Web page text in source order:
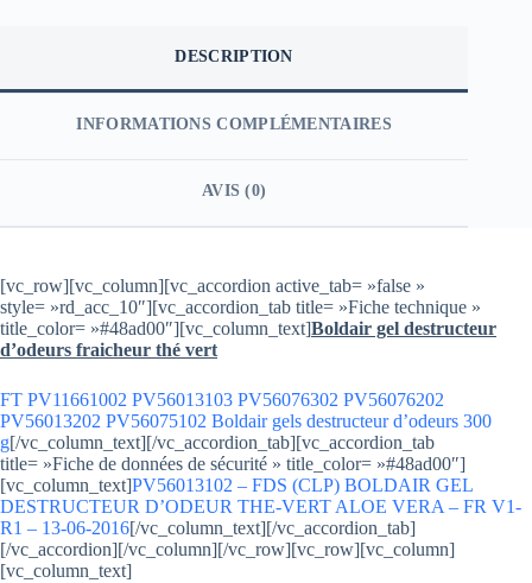
DESCRIPTION
INFORMATIONS COMPLÉMENTAIRES
AVIS (0)
[vc_row][vc_column][vc_accordion active_tab= »false »
style= »rd_acc_10″][vc_accordion_tab title= »Fiche technique »
title_color= »#48ad00″][vc_column_text]Boldair gel destructeur
d’odeurs fraicheur thé vert
FT PV11661002 PV56013103 PV56076302 PV56076202
PV56013202 PV56075102 Boldair gels destructeur d’odeurs 300
g[/vc_column_text][/vc_accordion_tab][vc_accordion_tab
title= »Fiche de données de sécurité » title_color= »#48ad00″]
[vc_column_text]PV56013102 – FDS (CLP) BOLDAIR GEL
DESTRUCTEUR D’ODEUR THE-VERT ALOE VERA – FR V1-
R1 – 13-06-2016[/vc_column_text][/vc_accordion_tab]
[/vc_accordion][/vc_column][/vc_row][vc_row][vc_column]
[vc_column_text]